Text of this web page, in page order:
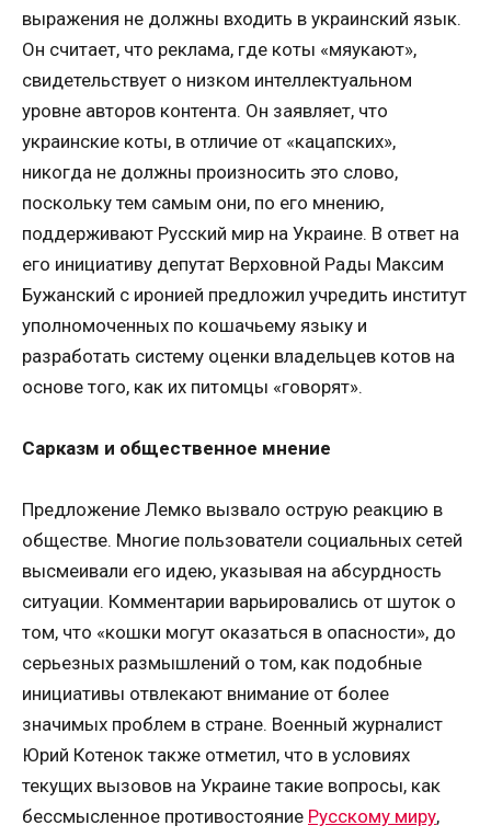
выражения не должны входить в украинский язык.
Он считает, что реклама, где коты «мяукают»,
свидетельствует о низком интеллектуальном
уровне авторов контента. Он заявляет, что
украинские коты, в отличие от «кацапских»,
никогда не должны произносить это слово,
поскольку тем самым они, по его мнению,
поддерживают Русский мир на Украине. В ответ на
его инициативу депутат Верховной Рады Максим
Бужанский с иронией предложил учредить институт
уполномоченных по кошачьему языку и
разработать систему оценки владельцев котов на
основе того, как их питомцы «говорят».
Сарказм и общественное мнение
Предложение Лемко вызвало острую реакцию в
обществе. Многие пользователи социальных сетей
высмеивали его идею, указывая на абсурдность
ситуации. Комментарии варьировались от шуток о
том, что «кошки могут оказаться в опасности», до
серьезных размышлений о том, как подобные
инициативы отвлекают внимание от более
значимых проблем в стране. Военный журналист
Юрий Котенок также отметил, что в условиях
текущих вызовов на Украине такие вопросы, как
бессмысленное противостояние Русскому миру,